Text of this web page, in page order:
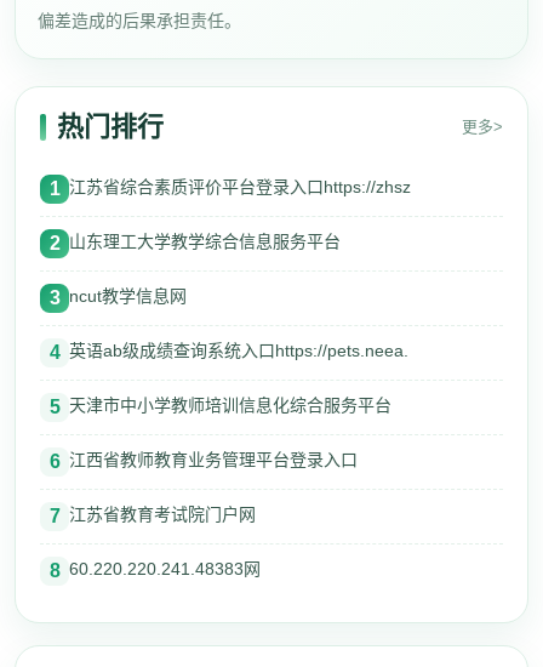
偏差造成的后果承担责任。
热门排行 更多>
1 江苏省综合素质评价平台登录入口https://zhsz
2 山东理工大学教学综合信息服务平台
3 ncut教学信息网
4 英语ab级成绩查询系统入口https://pets.neea.
5 天津市中小学教师培训信息化综合服务平台
6 江西省教师教育业务管理平台登录入口
7 江苏省教育考试院门户网
8 60.220.220.241.48383网